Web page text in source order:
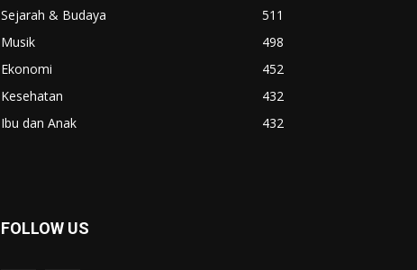
Sejarah & Budaya
511
Musik
498
Ekonomi
452
Kesehatan
432
Ibu dan Anak
432
FOLLOW US